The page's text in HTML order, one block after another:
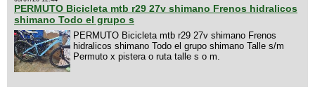
PERMUTO Bicicleta mtb r29 27v shimano Frenos hidralicos
shimano Todo el grupo s
PERMUTO Bicicleta mtb r29 27v shimano Frenos
hidralicos shimano Todo el grupo shimano Talle s/m
Permuto x pistera o ruta talle s o m.